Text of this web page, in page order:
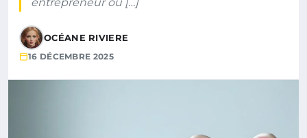
OCÉANE RIVIERE
16 DÉCEMBRE 2025